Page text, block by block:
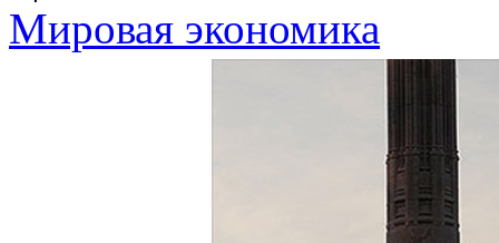
Мировая экономика